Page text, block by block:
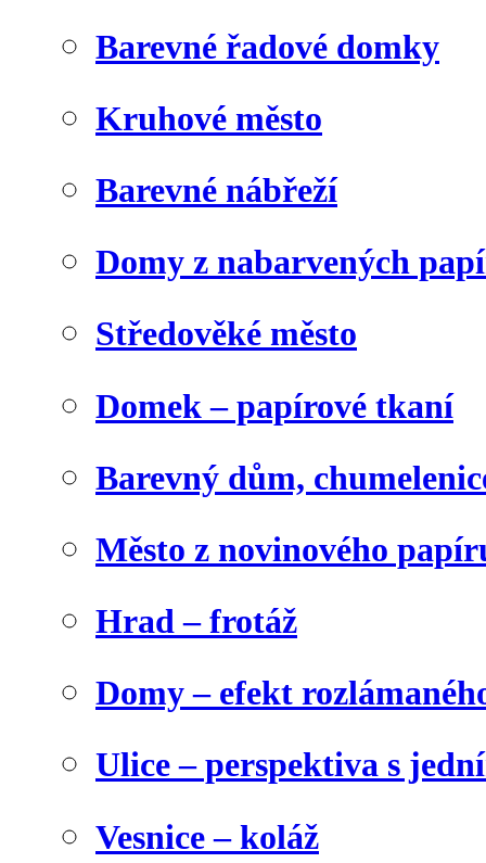
Barevné řadové domky
Kruhové město
Barevné nábřeží
Domy z nabarvených
Středověké město
Domek – papírové tkaní
Barevný dům,
Město z novinového
Hrad – frotáž
Domy – efekt
Ulice – perspektiva s
Vesnice – koláž